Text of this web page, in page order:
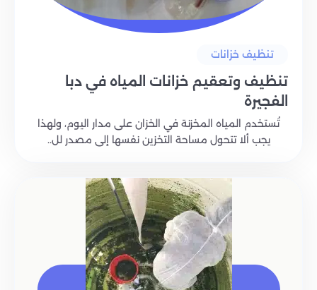
تنظيف خزانات
تنظيف وتعقيم خزانات المياه في دبا
الفجيرة
تُستخدم المياه المخزنة في الخزان على مدار اليوم، ولهذا
يجب ألا تتحول مساحة التخزين نفسها إلى مصدر لل..